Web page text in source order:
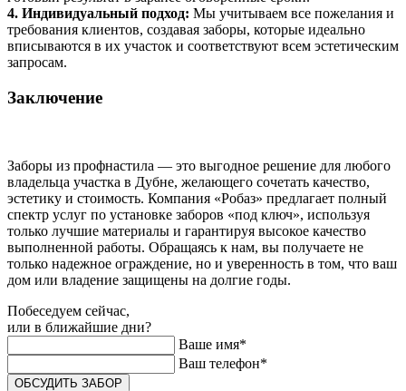
4. Индивидуальный подход: Мы учитываем все пожелания и
требования клиентов, создавая заборы, которые идеально
вписываются в их участок и соответствуют всем эстетическим
запросам.
Заключение
Заборы из профнастила — это выгодное решение для любого
владельца участка в Дубне, желающего сочетать качество,
эстетику и стоимость. Компания «Робаз» предлагает полный
спектр услуг по установке заборов «под ключ», используя
только лучшие материалы и гарантируя высокое качество
выполненной работы. Обращаясь к нам, вы получаете не
только надежное ограждение, но и уверенность в том, что ваш
дом или владение защищены на долгие годы.
Побеседуем сейчас,
или в ближайшие дни?
Ваше имя*
Ваш телефон*